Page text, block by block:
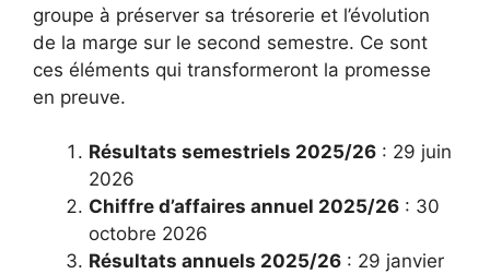
groupe à préserver sa trésorerie et l’évolution
de la marge sur le second semestre. Ce sont
ces éléments qui transformeront la promesse
en preuve.
Résultats semestriels 2025/26 : 29 juin
2026
Chiffre d’affaires annuel 2025/26 : 30
octobre 2026
Résultats annuels 2025/26 : 29 janvier